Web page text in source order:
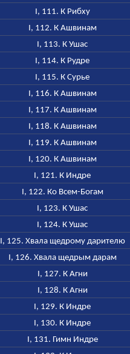
I, 111. К Рибху
I, 112. К Ашвинам
I, 113. К Ушас
I, 114. К Рудре
I, 115. К Сурье
I, 116. К Ашвинам
I, 117. К Ашвинам
I, 118. К Ашвинам
I, 119. К Ашвинам
I, 120. К Ашвинам
I, 121. К Индре
I, 122. Ко Всем-Богам
I, 123. К Ушас
I, 124. К Ушас
I, 125. Хвала щедрому дарителю
I, 126. Хвала щедрым дарам
I, 127. К Агни
I, 128. К Агни
I, 129. К Индре
I, 130. К Индре
I, 131. Гимн Индре